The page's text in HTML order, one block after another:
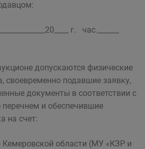
г. час.______
допускаются физические
своевременно подавшие заявку,
документы в соответствии с
и обеспечившие
на счет:
области (МУ «КЗР и